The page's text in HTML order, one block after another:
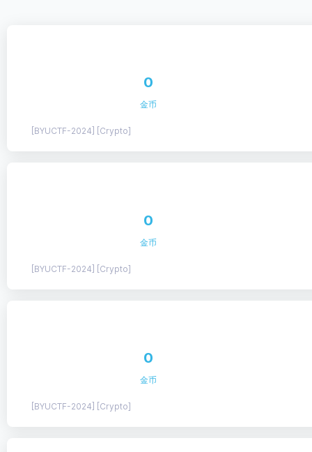
0
金币
[BYUCTF-2024] [Crypto]
0
金币
[BYUCTF-2024] [Crypto]
0
金币
[BYUCTF-2024] [Crypto]